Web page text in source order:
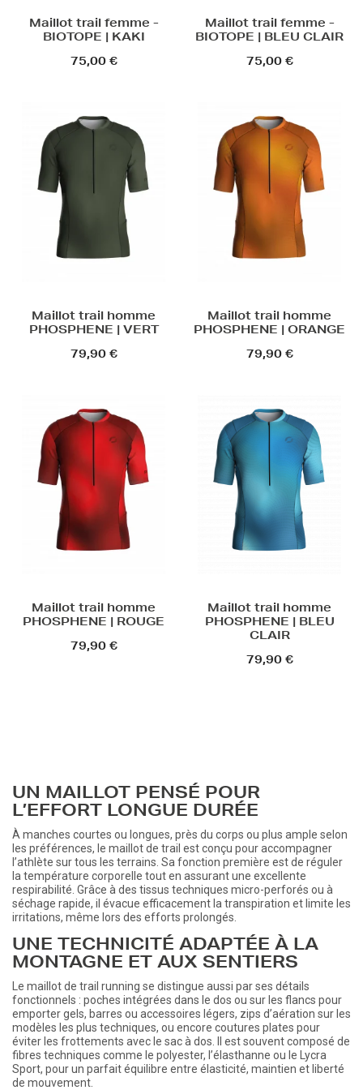
Maillot trail femme -
BIOTOPE | KAKI
75,00 €
Maillot trail femme -
BIOTOPE | BLEU CLAIR
75,00 €
Maillot trail homme
PHOSPHENE | VERT
79,90 €
Maillot trail homme
PHOSPHENE | ORANGE
79,90 €
Maillot trail homme
PHOSPHENE | ROUGE
79,90 €
Maillot trail homme
PHOSPHENE | BLEU
CLAIR
79,90 €
UN MAILLOT PENSÉ POUR
L’EFFORT LONGUE DURÉE
À manches courtes ou longues, près du corps ou plus ample selon
les préférences, le maillot de trail est conçu pour accompagner
l’athlète sur tous les terrains. Sa fonction première est de réguler
la température corporelle tout en assurant une excellente
respirabilité. Grâce à des tissus techniques micro-perforés ou à
séchage rapide, il évacue efficacement la transpiration et limite les
irritations, même lors des efforts prolongés.
UNE TECHNICITÉ ADAPTÉE À LA
MONTAGNE ET AUX SENTIERS
Le maillot de trail running se distingue aussi par ses détails
fonctionnels : poches intégrées dans le dos ou sur les flancs pour
emporter gels, barres ou accessoires légers, zips d’aération sur les
modèles les plus techniques, ou encore coutures plates pour
éviter les frottements avec le sac à dos. Il est souvent composé de
fibres techniques comme le polyester, l’élasthanne ou le Lycra
Sport, pour un parfait équilibre entre élasticité, maintien et liberté
de mouvement.